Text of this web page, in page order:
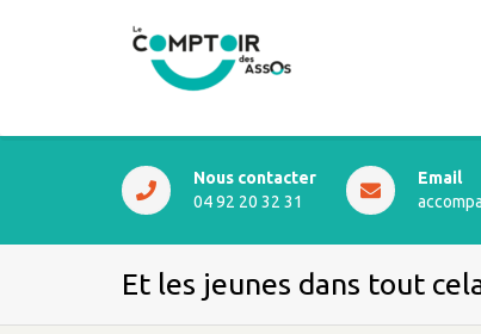
Nous contacter
04 92 20 32 31
Email
Et les jeunes dans tout